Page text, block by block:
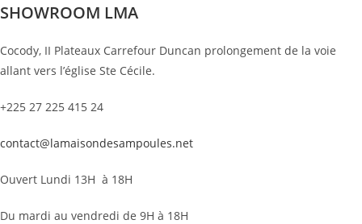
SHOWROOM LMA
Cocody, II Plateaux Carrefour Duncan prolongement de la voie
allant vers l’église Ste Cécile.
+225 27 225 415 24
contact@lamaisondesampoules.net
Ouvert Lundi 13H à 18H
Du mardi au vendredi de 9H à 18H